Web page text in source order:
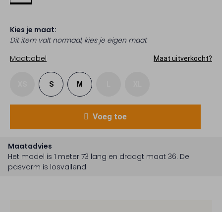
Kies je maat:
Dit item valt normaal, kies je eigen maat
Maattabel
Maat uitverkocht?
S M
Voeg toe
Maatadvies
Het model is 1 meter 73 lang en draagt maat 36. De
pasvorm is losvallend.